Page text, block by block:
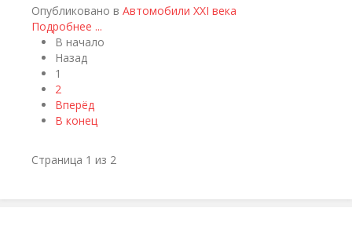
Опубликовано в Автомобили XXI века
Подробнее ...
В начало
Назад
1
2
Вперёд
В конец
Страница 1 из 2